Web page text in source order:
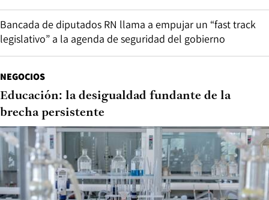
Bancada de diputados RN llama a empujar un “fast track
legislativo” a la agenda de seguridad del gobierno
NEGOCIOS
Educación: la desigualdad fundante de la
brecha persistente